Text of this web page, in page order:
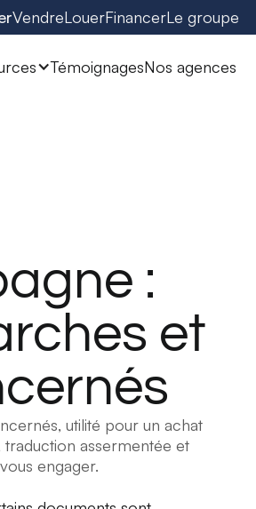
VendreLouerFinancerLe groupe
TémoignagesNos agences
:
et
utilité pour un achat
assermentée et
engager.